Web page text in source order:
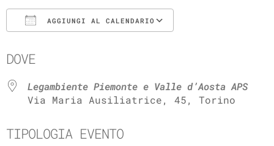
AGGIUNGI AL CALENDARIO
DOVE
Legambiente Piemonte e Valle d’Aosta APS
Via Maria Ausiliatrice, 45, Torino
TIPOLOGIA EVENTO